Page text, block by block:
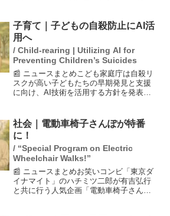
トル）も飛び、鈴木選手は最近の5試合で
4本目のホームラ...
子育て｜子どもの自殺防止にAI活
用へ
/ Child-rearing | Utilizing AI for
Preventing Children’s Suicides
📰 ニュースまとめこども家庭庁は自殺リ
スクが高い子どもたちの早期発見と支援
に向け、AI技術を活用する方針を発表し
す。また、地域の関係機関との連携を強
化するための協議会設...
社会｜電動車椅子さんぽが特番
に！
/ “Special Program on Electric
Wheelchair Walks!”
📰 ニュースまとめお笑いコンビ「東京ダ
イナマイト」のハチミツ二郎が有吉弘行
と共に行う人気企画「電動車椅子さん